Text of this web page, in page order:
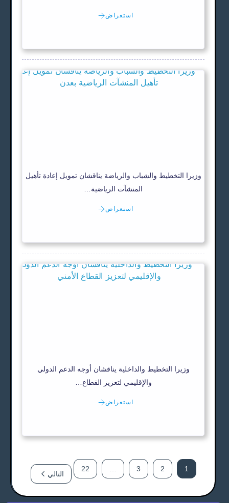
استعراض
وزيرا التخطيط والشباب والرياضة يناقشان تمويل إعادة تأهيل
المنشآت الرياضية…
استعراض
وزيرا التخطيط والداخلية يناقشان أوجه الدعم الدولي
والإقليمي لتعزيز القطاع…
استعراض
1
2
3
22
التالي